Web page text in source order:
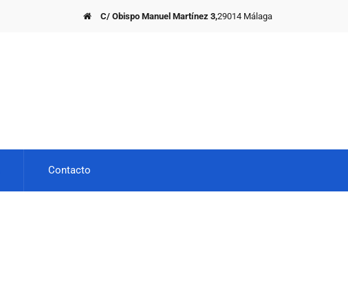
C/ Obispo Manuel Martínez 3,29014 Málaga
Contacto